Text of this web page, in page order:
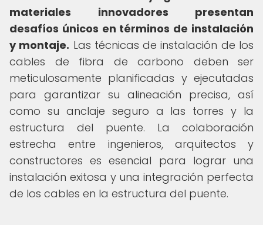
materiales innovadores presentan
desafíos únicos en términos de instalación
y montaje. Las técnicas de instalación de los
cables de fibra de carbono deben ser
meticulosamente planificadas y ejecutadas
para garantizar su alineación precisa, así
como su anclaje seguro a las torres y la
estructura del puente. La colaboración
estrecha entre ingenieros, arquitectos y
constructores es esencial para lograr una
instalación exitosa y una integración perfecta
de los cables en la estructura del puente.